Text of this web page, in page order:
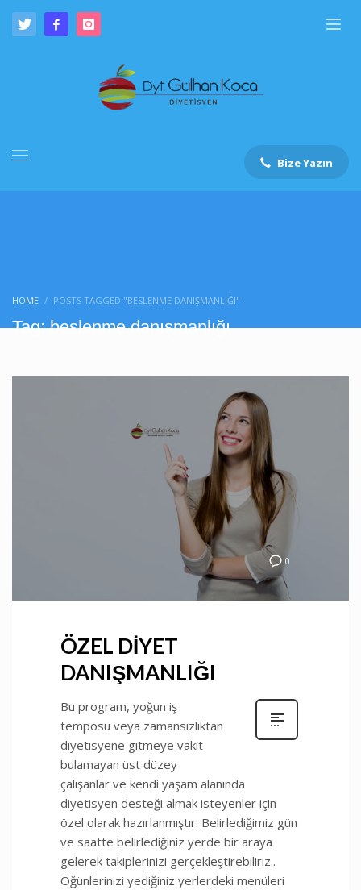
Bize Yazın
HOME POSTS TAGGED "BESLENME DANIŞMANLIĞI"
Tag: beslenme danışmanlığı
0
ÖZEL DİYET
DANIŞMANLIĞI
Bu program, yoğun iş
temposu veya zamansızlıktan
diyetisyene gitmeye vakit
bulamayan üst düzey
çalışanlar ve kendi yaşam alanında
diyetisyen desteği almak isteyenler için
özel olarak hazırlanmıştır. Belirlediğimiz gün
ve saatte belirlediğiniz yerde bir araya
gelerek takiplerinizi gerçekleştirebiliriz..
Öğünlerinizi yediğiniz yerlerdeki menüleri